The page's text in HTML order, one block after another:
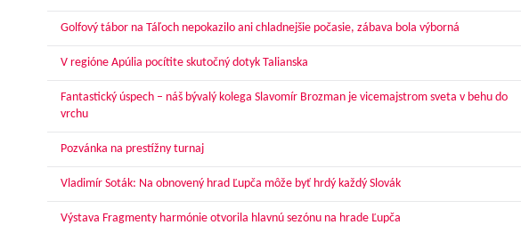
Golfový tábor na Táľoch nepokazilo ani chladnejšie počasie, zábava bola výborná
V regióne Apúlia pocítite skutočný dotyk Talianska
Fantastický úspech – náš bývalý kolega Slavomír Brozman je vicemajstrom sveta v behu do
vrchu
Pozvánka na prestížny turnaj
Vladimír Soták: Na obnovený hrad Ľupča môže byť hrdý každý Slovák
Výstava Fragmenty harmónie otvorila hlavnú sezónu na hrade Ľupča